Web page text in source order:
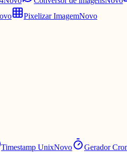
Pixelizar ImagemNovo
Timestamp UnixNovo Gerador